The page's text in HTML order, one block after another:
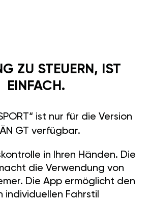
ZU STEUERN, IST
EINFACH.
ist nur für die Version
GT verfügbar.
in Ihren Händen. Die
die Verwendung von
Die App ermöglicht den
individuellen Fahrstil